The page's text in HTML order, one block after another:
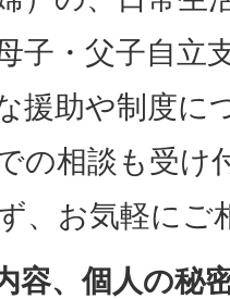
子・父子自立
援助や制度に
の相談も受け
、お気軽にご
容、個人の秘